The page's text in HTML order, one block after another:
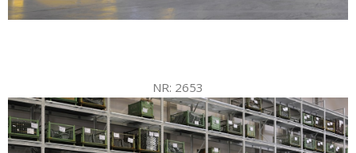
NR: 2653